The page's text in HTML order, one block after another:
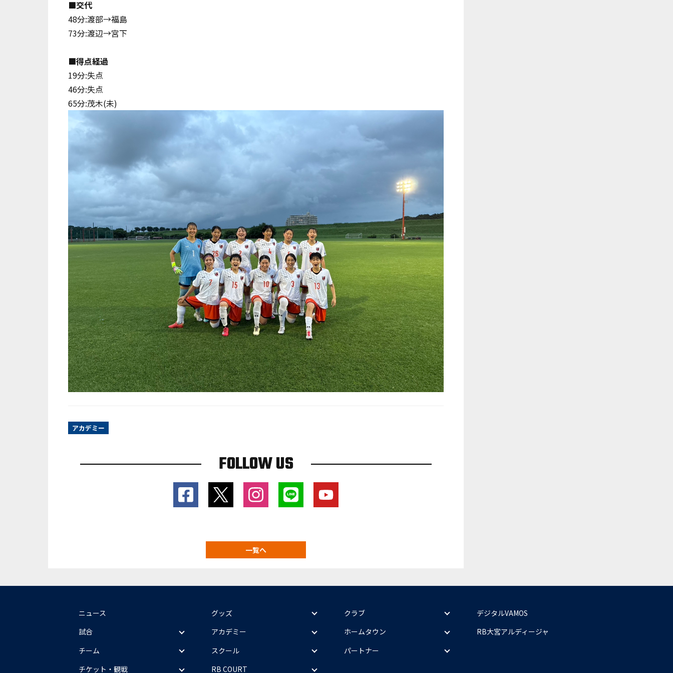
■交代
48分:渡部→福島
73分:渡辺→宮下
■得点経過
19分:失点
46分:失点
65分:茂木(未)
アカデミー
FOLLOW US
一覧へ
ニュース
試合
チーム
チケット・観戦
グッズ
アカデミー
スクール
RB COURT
クラブ
ホームタウン
パートナー
デジタルVAMOS
RB大宮アルディージャ